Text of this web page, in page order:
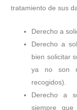
tratamiento de sus
Derecho a
Derecho a
bien solicitar
ya no son
recogidos).
Derecho a
siempre